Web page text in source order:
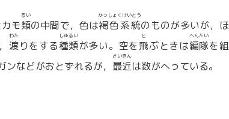
カモ類
るい
の中間で，色は褐色系統
かっしょくけいとう
のものが多いが，ほ
渡
わた
りをする種類
しゅるい
が多い。空を飛
と
ぶときは編隊
へんたい
を組
などがおとずれるが， 最近
さいきん
は数がへっている。